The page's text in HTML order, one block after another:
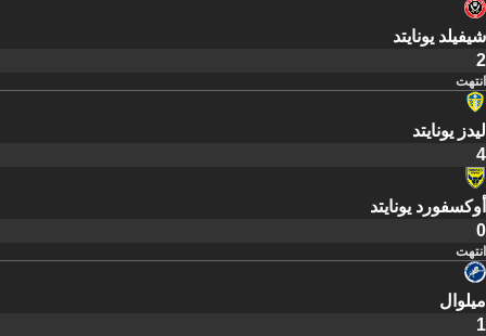
شيفيلد يونايتد
2
انتهت
ليدز يونايتد
4
أوكسفورد يونايتد
0
انتهت
ميلوال
1